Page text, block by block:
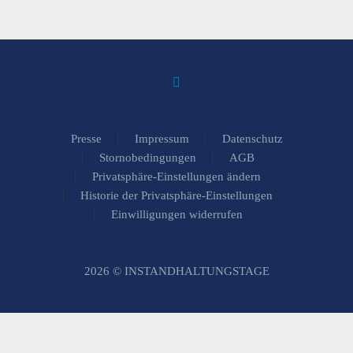
Presse Impressum
Datenschutz
Stornobedingungen
AGB
Privatsphäre-Einstellungen ändern
Historie der Privatsphäre-Einstellungen
Einwilligungen widerrufen
2026 © INSTANDHALTUNGSTAGE